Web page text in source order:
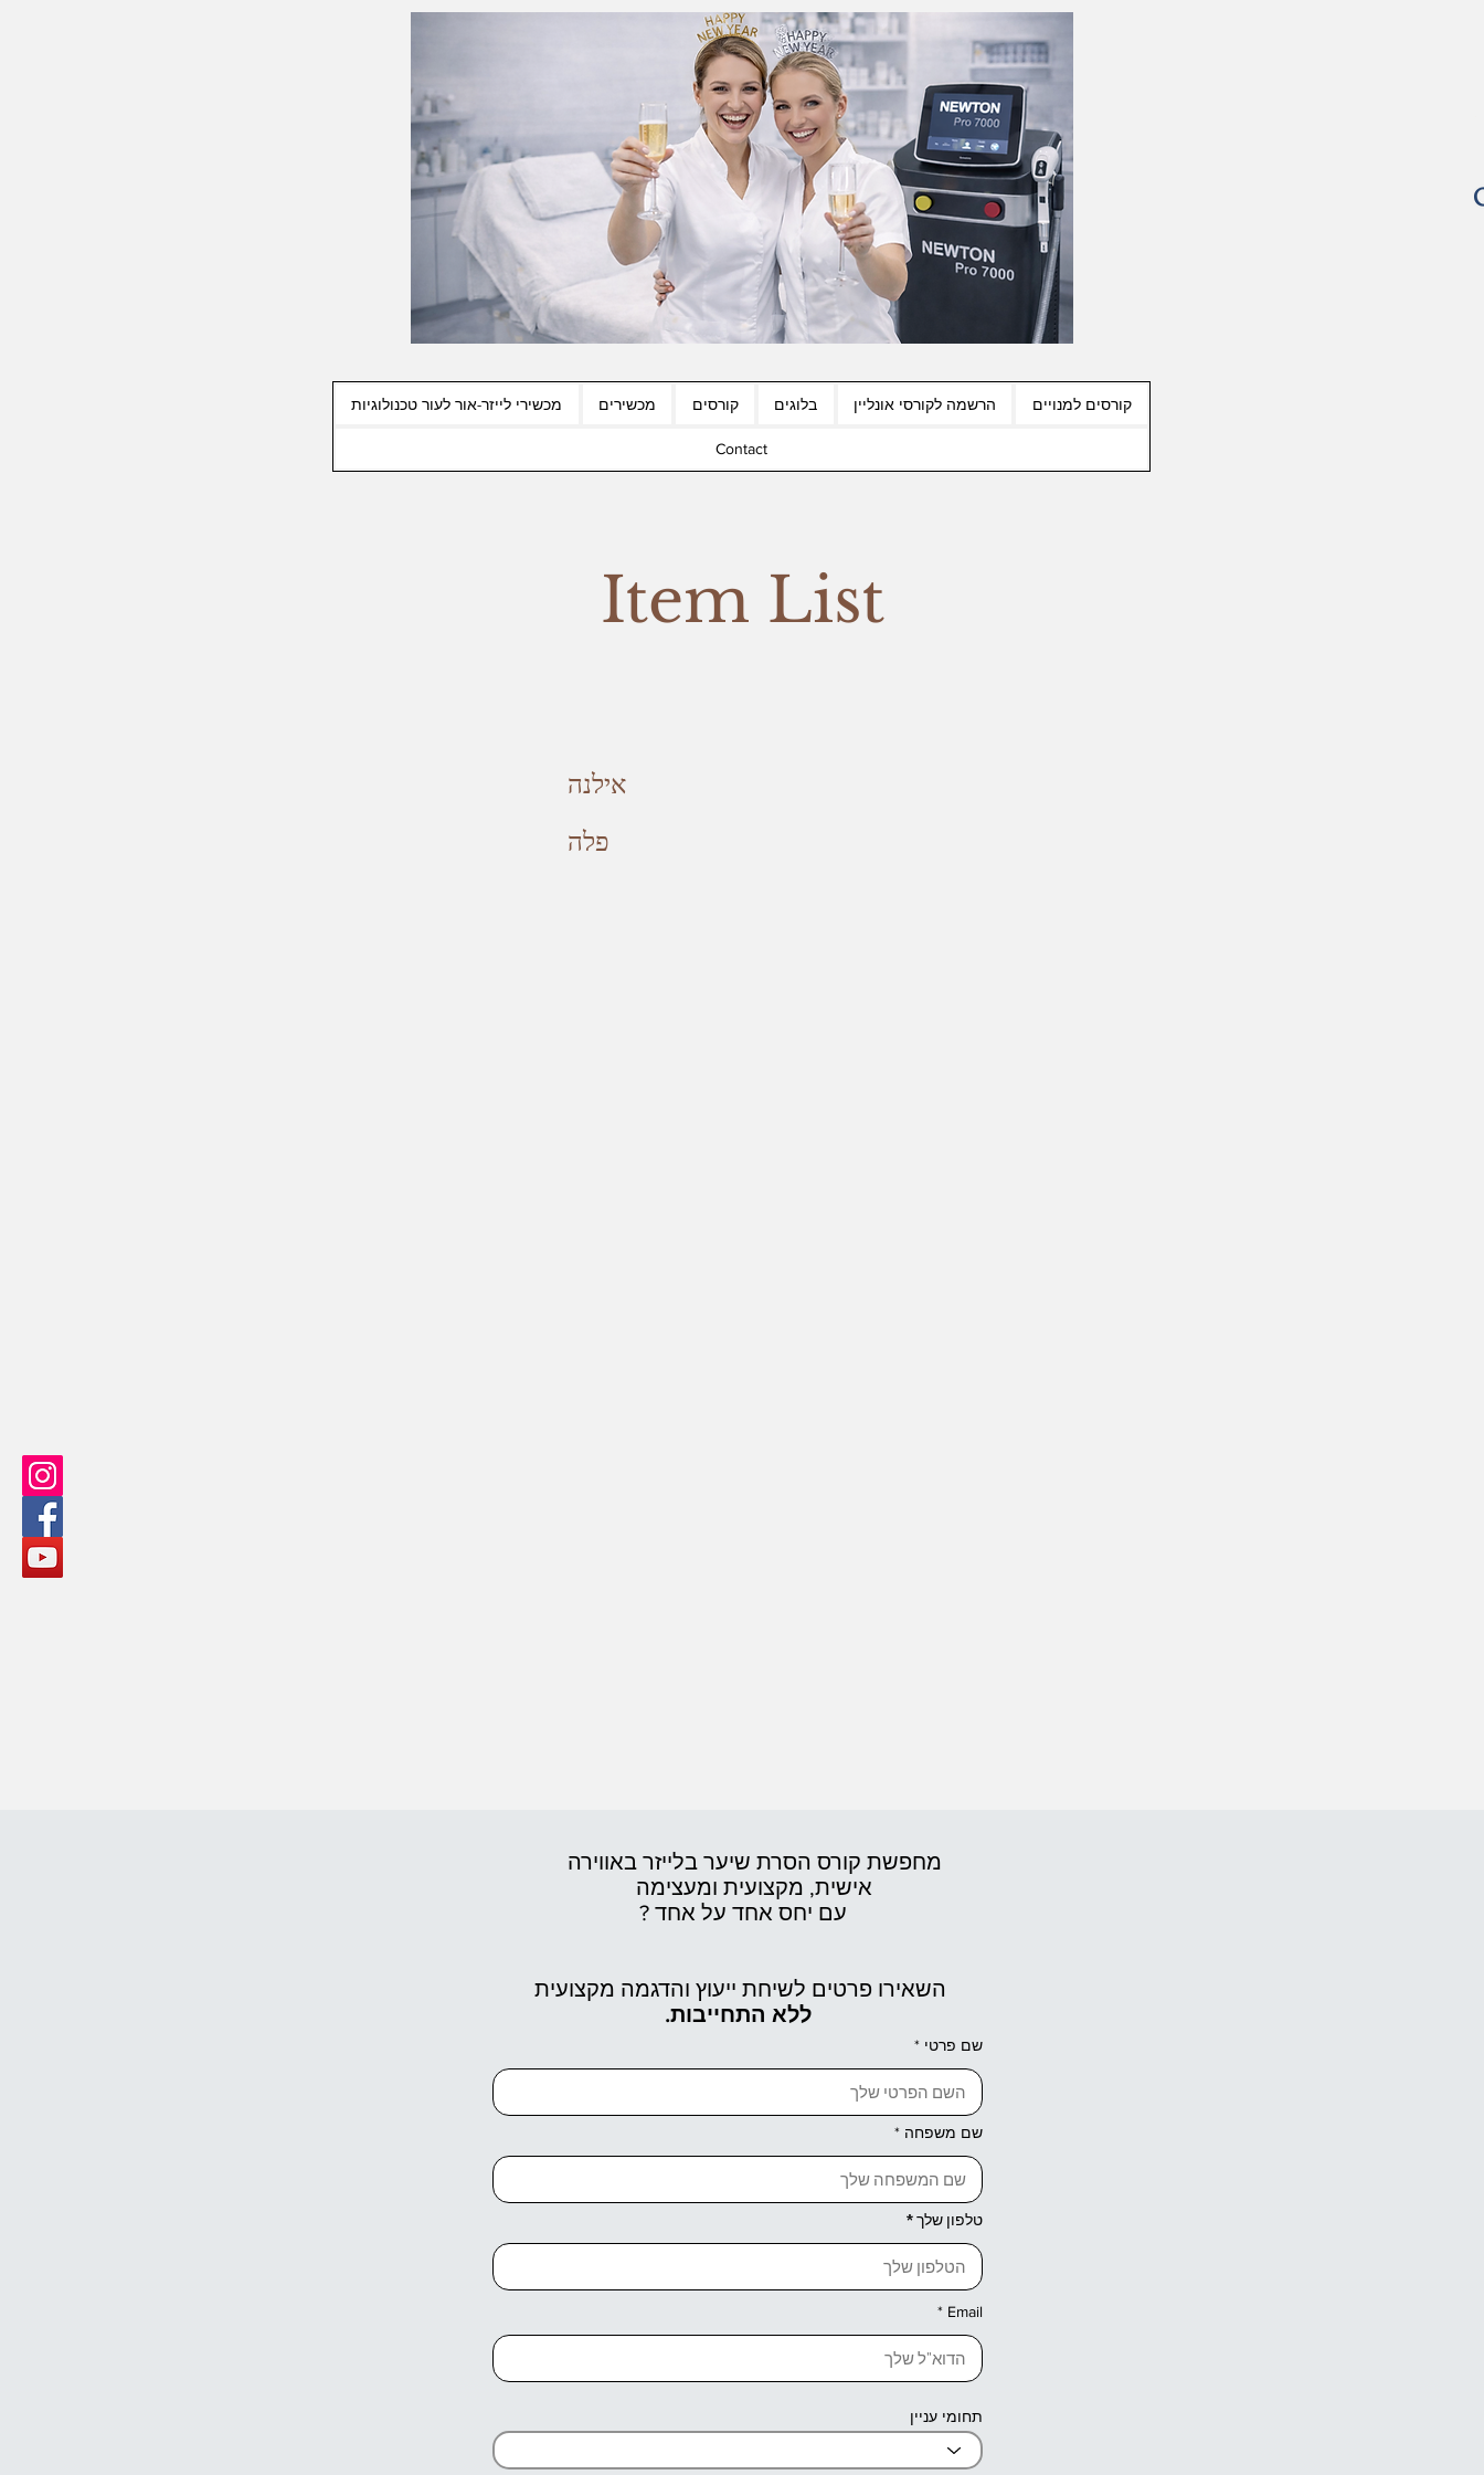
מכשירי לייזר-אור לעור טכנולוגיות מכשירים קורסים בלוגים הרשמה לקורסי אונליין קורסים למנויים
Contact
Item List
פלה
אילנה
מחפשת קורס הסרת שיער בלייזר באווירה
אישית, מקצועית ומעצימה
עם יחס אחד על אחד ?
השאירו פרטים לשיחת ייעוץ והדגמה מקצועית
ללא התחייבות.
שם פרטי
שם משפחה
טלפון שלך
Email
תחומי עניין